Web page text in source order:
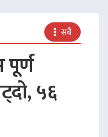
सबै
५६